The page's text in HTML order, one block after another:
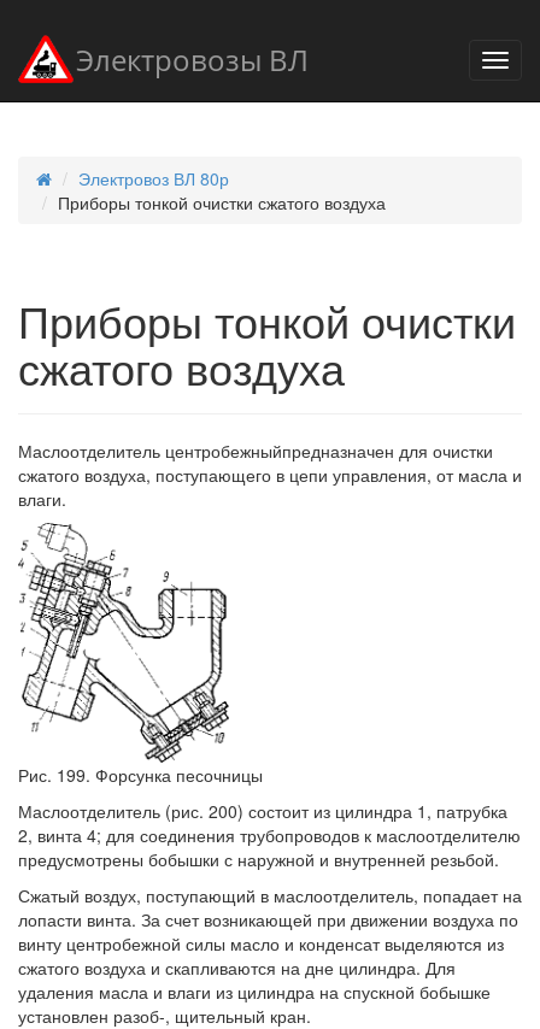
Электровозы ВЛ
Электровоз ВЛ 80р
Приборы тонкой очистки сжатого воздуха
Приборы тонкой очистки
сжатого воздуха
Маслоотделитель центробежныйпредназначен для очистки
сжатого воздуха, поступающего в цепи управления, от масла и
влаги.
Рис. 199. Форсунка песочницы
Маслоотделитель (рис. 200) состоит из цилиндра 1, патрубка
2, винта 4; для соединения трубопроводов к маслоотделителю
предусмотрены бобышки с наружной и внутренней резьбой.
Сжатый воздух, поступающий в маслоотделитель, попадает на
лопасти винта. За счет возникающей при движении воздуха по
винту центробежной силы масло и конденсат выделяются из
сжатого воздуха и скапливаются на дне цилиндра. Для
удаления масла и влаги из цилиндра на спускной бобышке
установлен разоб-, щительный кран.